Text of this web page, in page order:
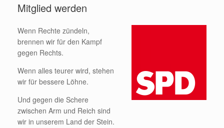
Mitglied werden
Wenn Rechte zündeln,
brennen wir für den Kampf
gegen Rechts.
Wenn alles teurer wird, stehen
wir für bessere Löhne.
Und gegen die Schere
zwischen Arm und Reich sind
wir in unserem Land der Stein.